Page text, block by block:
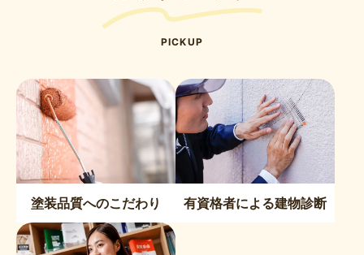
PICKUP
塗装品質へのこだわり 有資格者による建物診断